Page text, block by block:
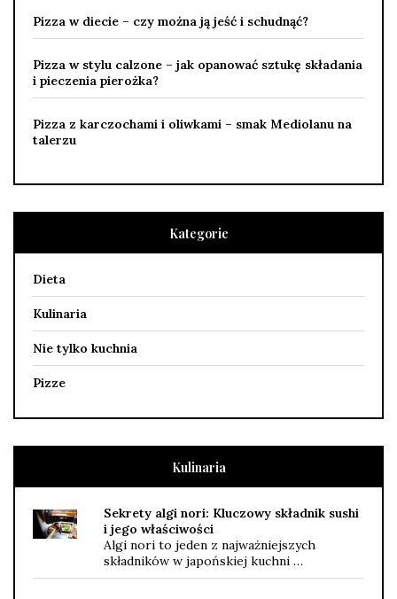
Pizza w diecie – czy można ją jeść i schudnąć?
Pizza w stylu calzone – jak opanować sztukę składania
i pieczenia pierożka?
Pizza z karczochami i oliwkami – smak Mediolanu na
talerzu
Kategorie
Dieta
Kulinaria
Nie tylko kuchnia
Pizze
Kulinaria
Sekrety algi nori: Kluczowy składnik sushi
i jego właściwości
Algi nori to jeden z najważniejszych
składników w japońskiej kuchni …